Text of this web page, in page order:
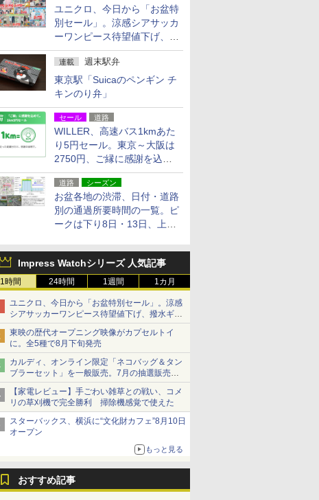
ユニクロ、今日から「お盆特
別セール」。涼感シアサッカ
ーワンピース待望値下げ、撥
水ギアショーツは1990円に
連載 週末駅弁
東京駅「Suicaのペンギン チ
キンのり弁」
セール 道路
WILLER、高速バス1kmあた
り5円セール。東京～大阪は
2750円、ご縁に感謝を込め
た20周年記念キャンペーン
道路 シーズン
お盆各地の渋滞、日付・道路
別の通過所要時間の一覧。ピ
ークは下り8日・13日、上り
Impress Watchシリーズ 人気記事
1時間 24時間 1週間 1カ月
ユニクロ、今日から「お盆特別セール」。涼感
シアサッカーワンピース待望値下げ、撥水ギア
ショーツは1990円に
東映の歴代オープニング映像がカプセルトイ
に。全5種で8月下旬発売
カルディ、オンライン限定「ネコバッグ＆タン
ブラーセット」を一般販売。7月の抽選販売の
当選無効分
【家電レビュー】手ごわい雑草との戦い、コメ
リの草刈機で完全勝利 掃除機感覚で使えた
スターバックス、横浜に“文化財カフェ”8月10日
オープン
もっと見る
おすすめ記事